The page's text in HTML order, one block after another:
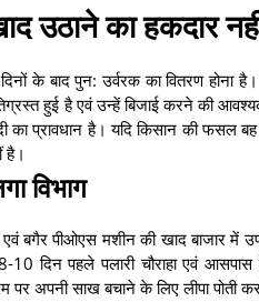
उठाने का हकदार
के बाद पुन: उर्वरक का वितरण होना
हुई है एवं उन्हें बिजाई करने की
का प्रावधान है। यदि किसान की फसल
है।
विभाग
बगैर पीओएस मशीन की खाद बाजार में
दिन पहले पलारी चौराहा एवं
अपनी साख बचाने के लिए लीपा पोती